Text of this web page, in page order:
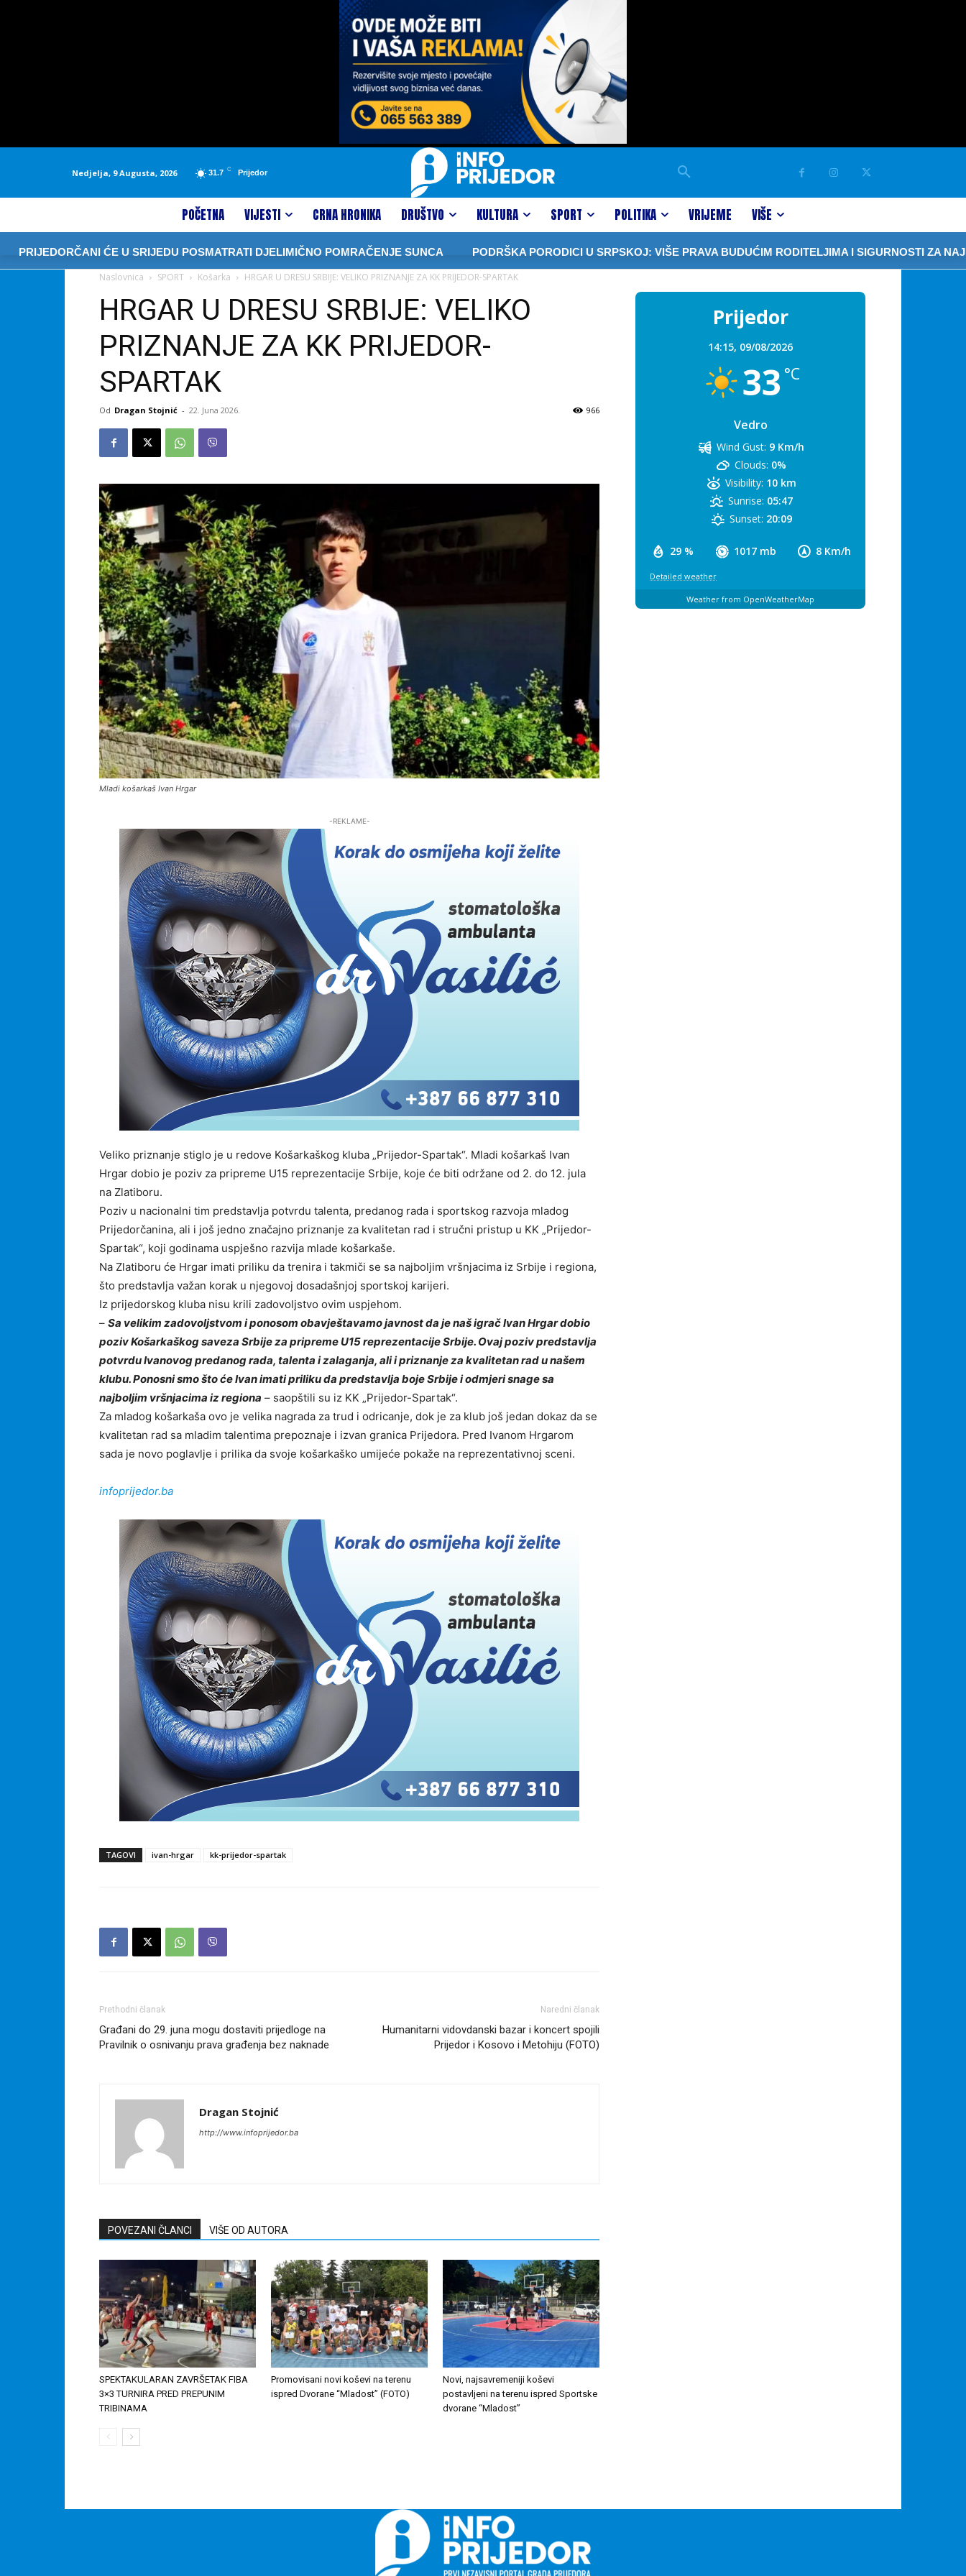
Nedjelja, 9 Augusta, 2026 31.7 C Prijedor
POČETNA VIJESTI CRNA HRONIKA DRUŠTVO KULTURA SPORT POLITIKA VRIJEME VIŠE
ĆE U SRIJEDU POSMATRATI DJELIMIČNO POMRAČENJE SUNCA PODRŠKA PORODICI U SRPSKOJ: VIŠE PRAVA BUDUĆIM RODITELJIMA I SIGURNOSTI ZA
Naslovnica SPORT Košarka HRGAR U DRESU SRBIJE: VELIKO PRIZNANJE ZA KK PRIJEDOR-SPARTAK
HRGAR U DRESU SRBIJE: VELIKO
PRIZNANJE ZA KK PRIJEDOR-
SPARTAK
Od Dragan Stojnić - 22. Juna 2026. 966
Mladi košarkaš Ivan Hrgar
-REKLAME-
Veliko priznanje stiglo je u redove Košarkaškog kluba „Prijedor-Spartak“. Mladi košarkaš Ivan
Hrgar dobio je poziv za pripreme U15 reprezentacije Srbije, koje će biti održane od 2. do 12. jula
na Zlatiboru.
Poziv u nacionalni tim predstavlja potvrdu talenta, predanog rada i sportskog razvoja mladog
Prijedorčanina, ali i još jedno značajno priznanje za kvalitetan rad i stručni pristup u KK „Prijedor-
Spartak“, koji godinama uspješno razvija mlade košarkaše.
Na Zlatiboru će Hrgar imati priliku da trenira i takmiči se sa najboljim vršnjacima iz Srbije i regiona,
što predstavlja važan korak u njegovoj dosadašnjoj sportskoj karijeri.
Iz prijedorskog kluba nisu krili zadovoljstvo ovim uspjehom.
– Sa velikim zadovoljstvom i ponosom obavještavamo javnost da je naš igrač Ivan Hrgar dobio
poziv Košarkaškog saveza Srbije za pripreme U15 reprezentacije Srbije. Ovaj poziv predstavlja
potvrdu Ivanovog predanog rada, talenta i zalaganja, ali i priznanje za kvalitetan rad u našem
klubu. Ponosni smo što će Ivan imati priliku da predstavlja boje Srbije i odmjeri snage sa
najboljim vršnjacima iz regiona – saopštili su iz KK „Prijedor-Spartak“.
Za mladog košarkaša ovo je velika nagrada za trud i odricanje, dok je za klub još jedan dokaz da se
kvalitetan rad sa mladim talentima prepoznaje i izvan granica Prijedora. Pred Ivanom Hrgarom
sada je novo poglavlje i prilika da svoje košarkaško umijeće pokaže na reprezentativnoj sceni.
infoprijedor.ba
TAGOVI ivan-hrgar kk-prijedor-spartak
Prethodni članak
Građani do 29. juna mogu dostaviti prijedloge na
Pravilnik o osnivanju prava građenja bez naknade
Naredni članak
Humanitarni vidovdanski bazar i koncert spojili
Prijedor i Kosovo i Metohiju (FOTO)
Dragan Stojnić
http://www.infoprijedor.ba
POVEZANI ČLANCI VIŠE OD AUTORA
SPEKTAKULARAN ZAVRŠETAK FIBA
3×3 TURNIRA PRED PREPUNIM
TRIBINAMA
Promovisani novi koševi na terenu
ispred Dvorane “Mladost” (FOTO)
Novi, najsavremeniji koševi
postavljeni na terenu ispred Sportske
dvorane “Mladost”
Prijedor
14:15, 09/08/2026
33 °C
Vedro
29 % 1017 mb 8 Km/h
Wind Gust: 9 Km/h
Clouds: 0%
Visibility: 10 km
Sunrise: 05:47
Sunset: 20:09
Detailed weather
Weather from OpenWeatherMap